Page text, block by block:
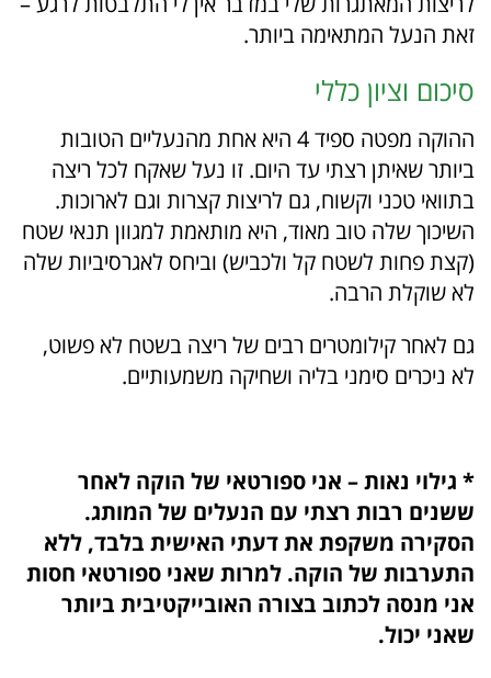
זאת הנעל המתאימה ביותר.
סיכום וציון כללי
ההוקה מפטה ספיד 4 היא אחת מהנעליים הטובות
ביותר שאיתן רצתי עד היום. זו נעל שאקח לכל ריצה
בתוואי טכני וקשוח, גם לריצות קצרות וגם לארוכות.
השיכוך שלה טוב מאוד, היא מותאמת למגוון תנאי שטח
(קצת פחות לשטח קל ולכביש) וביחס לאגרסיביות שלה
לא שוקלת הרבה.
גם לאחר קילומטרים רבים של ריצה בשטח לא פשוט,
לא ניכרים סימני בליה ושחיקה משמעותיים.
* גילוי נאות – אני ספורטאי של הוקה לאחר
ששנים רבות רצתי עם הנעלים של המותג.
הסקירה משקפת את דעתי האישית בלבד, ללא
התערבות של הוקה. למרות שאני ספורטאי חסות
אני מנסה לכתוב בצורה האובייקטיבית ביותר
שאני יכול.